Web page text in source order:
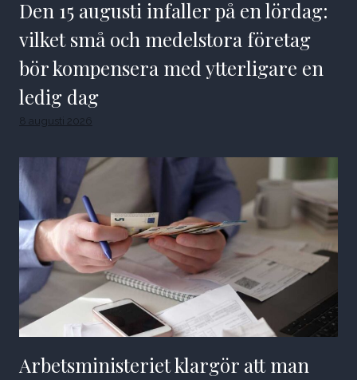
Den 15 augusti infaller på en lördag:
vilket små och medelstora företag
bör kompensera med ytterligare en
ledig dag
8 augusti 2026
Arbetsministeriet klargör att man